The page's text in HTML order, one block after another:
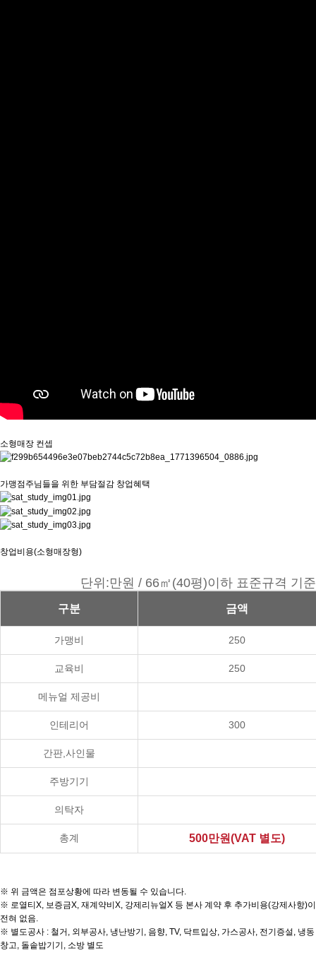
소형매장 컨셉
가맹점주님들을 위한 부담절감 창업혜택
창업비용(소형매장형)
단위:만원 / 66㎡(40평)이하 표준규격 기준
구분 금액
가맹비 250
교육비 250
메뉴얼 제공비
인테리어 300
간판,사인물
주방기기
의탁자
총계 500만원(VAT 별도)
※ 위 금액은 점포상황에 따라 변동될 수 있습니다.
※ 로열티X, 보증금X, 재계약비X, 강제리뉴얼X 등 본사 계약 후 추가비용(강제사항)이
전혀 없음.
※ 별도공사 : 철거, 외부공사, 냉난방기, 음향, TV, 닥트입상, 가스공사, 전기증설, 냉동
창고, 돌솥밥기기, 소방 별도